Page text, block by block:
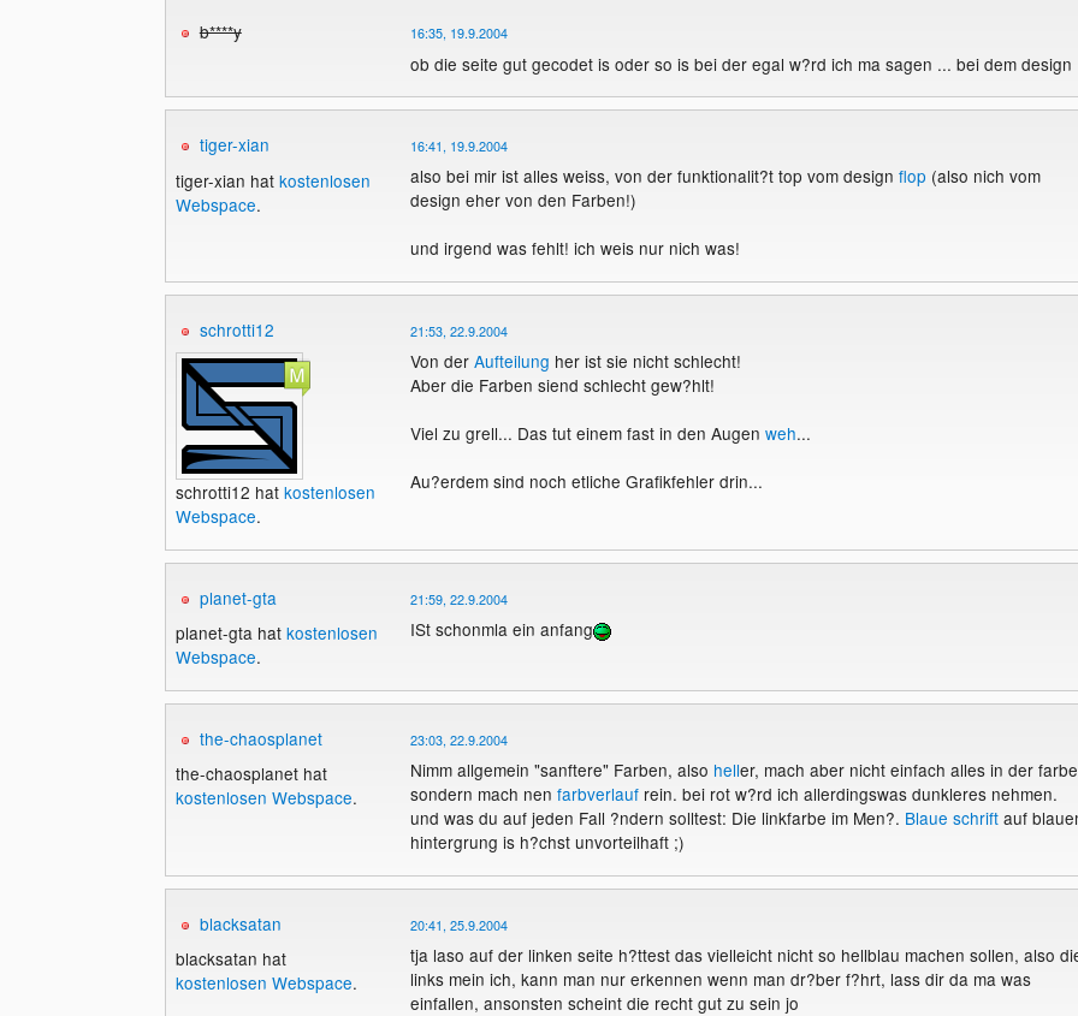
b****y 16:35, 19.9.2004
ob die seite gut gecodet is oder so is bei der egal w?rd ich ma sagen ... bei dem design
tiger-xian
tiger-xian hat kostenlosen
Webspace.
16:41, 19.9.2004
also bei mir ist alles weiss, von der funktionalit?t top vom design flop (also nich vom
design eher von den Farben!)
und irgend was fehlt! ich weis nur nich was!
schrotti12
schrotti12 hat kostenlosen
Webspace.
21:53, 22.9.2004
Von der Aufteilung her ist sie nicht schlecht!
Aber die Farben siend schlecht gew?hlt!
Viel zu grell... Das tut einem fast in den Augen weh...
Au?erdem sind noch etliche Grafikfehler drin...
planet-gta
planet-gta hat kostenlosen
Webspace.
21:59, 22.9.2004
ISt schonmla ein anfang
the-chaosplanet
the-chaosplanet hat
kostenlosen Webspace.
23:03, 22.9.2004
Nimm allgemein "sanftere" Farben, also heller, mach aber nicht einfach alles in der
sondern mach nen farbverlaufrein. bei rot w?rd ich allerdingswas dunkleres nehmen.
und was du auf jeden Fall ?ndern solltest: Die linkfarbe im Men?. Blaue schriftauf
hintergrung is h?chst unvorteilhaft ;)
blacksatan
blacksatan hat
kostenlosen Webspace.
20:41, 25.9.2004
tja laso auf der linken seite h?ttest das vielleicht nicht so hellblau machen sollen, also
links mein ich, kann man nur erkennen wenn man dr?ber f?hrt, lass dir da ma was
einfallen, ansonsten scheint die recht gut zu sein jo